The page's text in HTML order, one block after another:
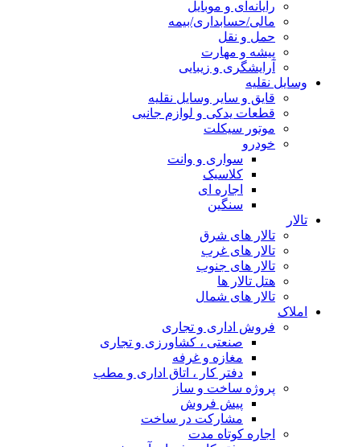
رایانه‌ای و موبایل
مالی/حسابداری/بیمه
حمل و نقل
پیشه و مهارت
آرایشگری و زیبایی
وسایل نقلیه
قایق و سایر وسایل نقلیه
قطعات یدکی و لوازم جانبی
موتور سیکلت
خودرو
سواری و وانت
کلاسیک
اجاره ای
سنگین
تالار
تالار های شرق
تالار های غرب
تالار های جنوب
هتل تالار ها
تالار های شمال
املاک
فروش اداری و تجاری
صنعتی ، کشاورزی و تجاری
مغازه و غرفه
دفتر کار ، اتاق اداری و مطب
پروژه ساخت و ساز
پیش فروش
مشارکت در ساخت
اجاره کوتاه مدت